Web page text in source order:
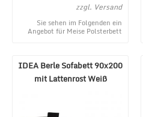
zzgl. Versand
Sie sehen im Folgenden ein
Angebot für Meise Polsterbett
IDEA Berle Sofabett 90x200
mit Lattenrost Weiß